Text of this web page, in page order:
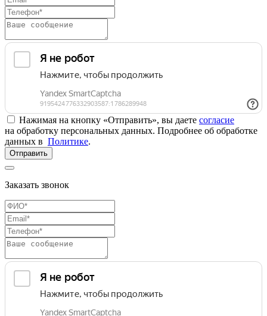
Нажимая на кнопку «Отправить», вы даете согласие
на обработку персональных данных. Подробнее об обработке
данных в Политике.
Отправить
Заказать звонок